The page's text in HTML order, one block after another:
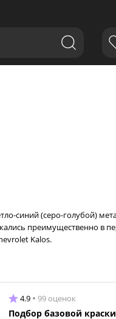
синий (серо-голубой)
преимущественно в
Kalos.
4.9 99 оценок
Подбор базовой